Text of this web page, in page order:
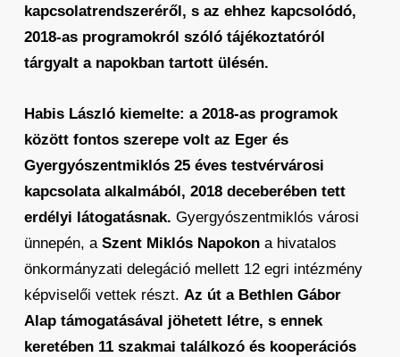
kapcsolatrendszeréről, s az ehhez kapcsolódó,
2018-as programokról szóló tájékoztatóról
tárgyalt a napokban tartott ülésén.
Habis László kiemelte: a 2018-as programok
között fontos szerepe volt az Eger és
Gyergyószentmiklós 25 éves testvérvárosi
kapcsolata alkalmából, 2018 deceberében tett
erdélyi látogatásnak. Gyergyószentmiklós városi
ünnepén, a Szent Miklós Napokona hivatalos
önkormányzati delegáció mellett 12 egri intézmény
képviselői vettek részt. Az út a Bethlen Gábor
Alap támogatásával jöhetett létre, s ennek
keretében 11 szakmai találkozó és kooperációs